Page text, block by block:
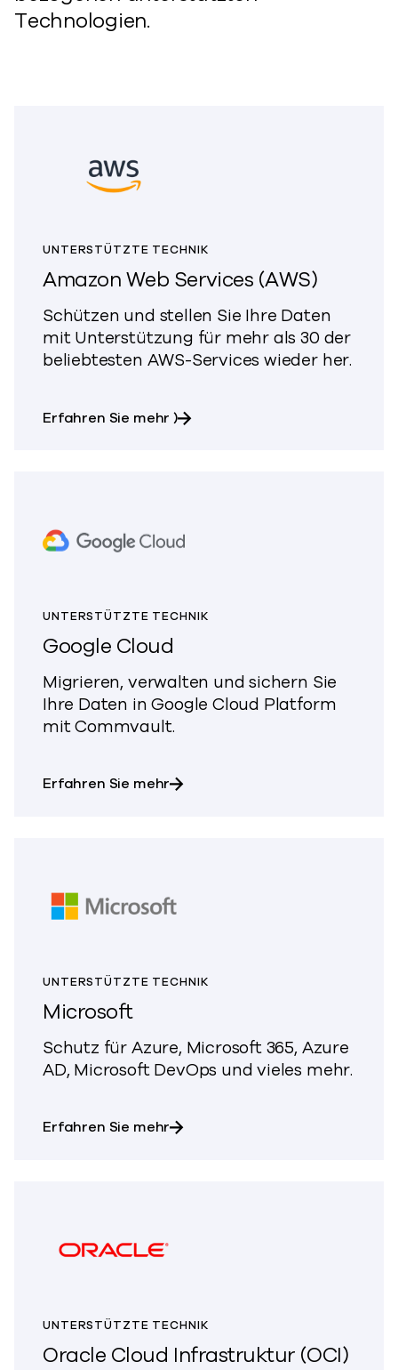
Technologien.
UNTERSTÜTZTE TECHNIK
Amazon Web Services (AWS)
Schützen und stellen Sie Ihre Daten
mit Unterstützung für mehr als 30 der
beliebtesten AWS-Services wieder her.
Erfahren Sie mehrüber Amazon Web Services
)
UNTERSTÜTZTE TECHNIK
Google Cloud
Migrieren, verwalten und sichern Sie
Ihre Daten in Google Cloud Platform
mit Commvault.
Erfahren Sie mehrüber Google Cloud
UNTERSTÜTZTE TECHNIK
Microsoft
Schutz für Azure, Microsoft 365, Azure
AD, Microsoft DevOps und vieles mehr.
Erfahren Sie mehrüber Microsoft
UNTERSTÜTZTE TECHNIK
Oracle Cloud Infrastruktur (OCI)